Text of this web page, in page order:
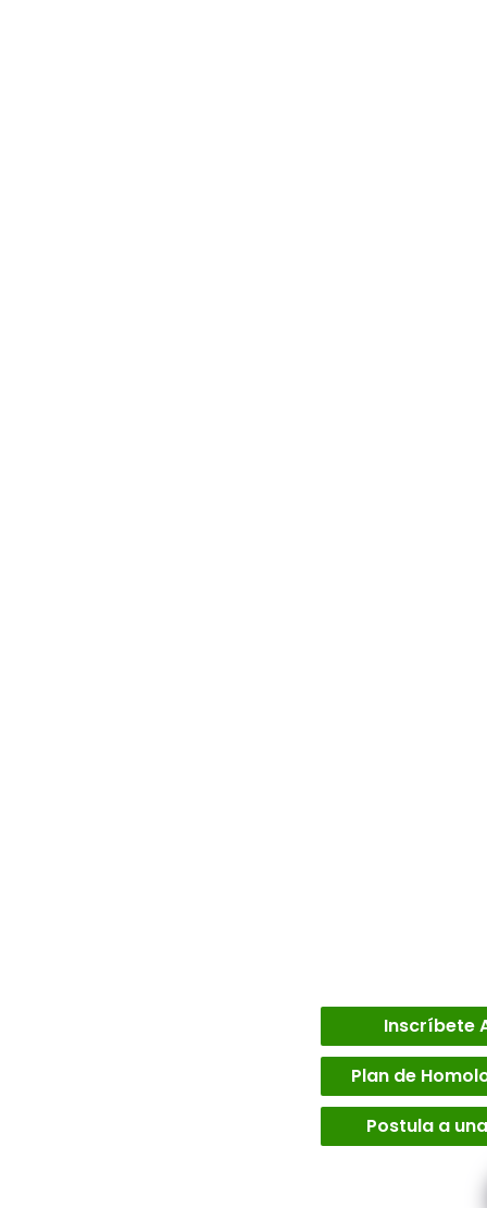
Inscríbete
Plan de
Postula a